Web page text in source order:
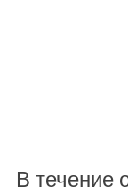
В течение